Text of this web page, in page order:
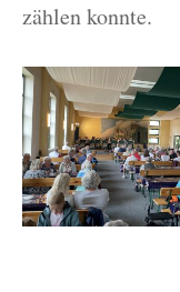
zählen konnte.